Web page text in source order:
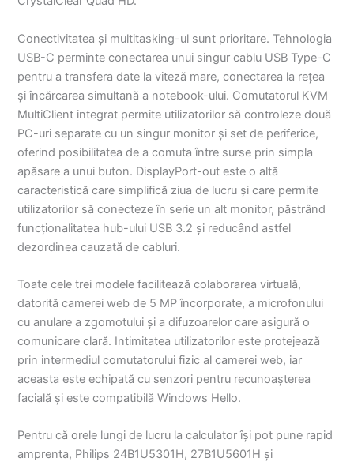
Conectivitatea și multitasking-ul sunt prioritare. Tehnologia
USB-C perminte conectarea unui singur cablu USB Type-C
pentru a transfera date la viteză mare, conectarea la rețea
și încărcarea simultană a notebook-ului. Comutatorul KVM
MultiClient integrat permite utilizatorilor să controleze două
PC-uri separate cu un singur monitor și set de periferice,
oferind posibilitatea de a comuta între surse prin simpla
apăsare a unui buton. DisplayPort-out este o altă
caracteristică care simplifică ziua de lucru și care permite
utilizatorilor să conecteze în serie un alt monitor, păstrând
funcționalitatea hub-ului USB 3.2 și reducând astfel
dezordinea cauzată de cabluri.
Toate cele trei modele facilitează colaborarea virtuală,
datorită camerei web de 5 MP încorporate, a microfonului
cu anulare a zgomotului și a difuzoarelor care asigură o
comunicare clară. Intimitatea utilizatorilor este protejează
prin intermediul comutatorului fizic al camerei web, iar
aceasta este echipată cu senzori pentru recunoașterea
facială și este compatibilă Windows Hello.
Pentru că orele lungi de lucru la calculator își pot pune rapid
amprenta, Philips 24B1U5301H, 27B1U5601H și